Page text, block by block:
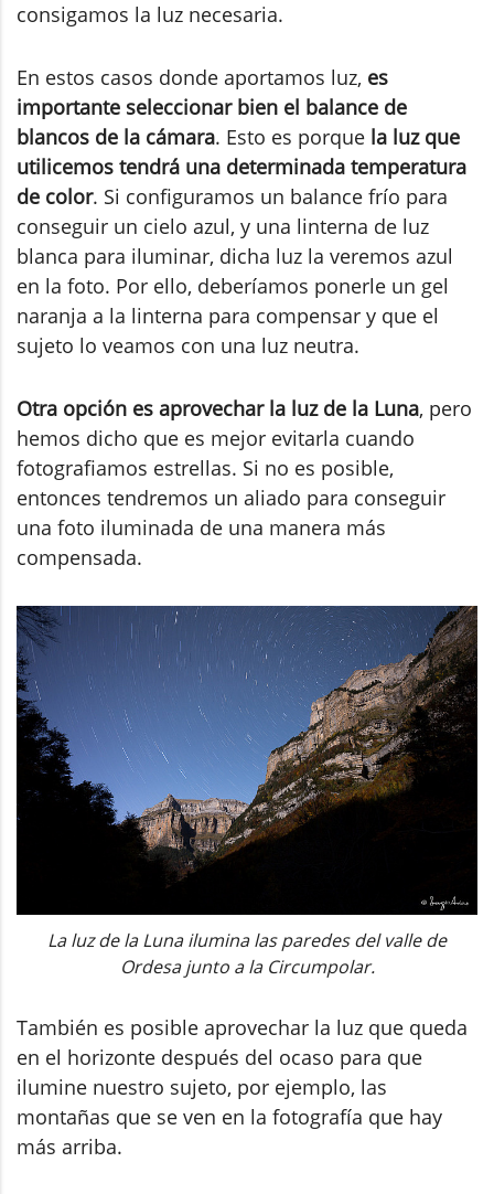
consigamos la luz necesaria.
En estos casos donde aportamos luz, es
importante seleccionar bien el balance de
blancos de la cámara. Esto es porque la luz que
utilicemos tendrá una determinada temperatura
de color. Si configuramos un balance frío para
conseguir un cielo azul, y una linterna de luz
blanca para iluminar, dicha luz la veremos azul
en la foto. Por ello, deberíamos ponerle un gel
naranja a la linterna para compensar y que el
sujeto lo veamos con una luz neutra.
Otra opción es aprovechar la luz de la Luna, pero
hemos dicho que es mejor evitarla cuando
fotografiamos estrellas. Si no es posible,
entonces tendremos un aliado para conseguir
una foto iluminada de una manera más
compensada.
La luz de la Luna ilumina las paredes del valle de
Ordesa junto a la Circumpolar.
También es posible aprovechar la luz que queda
en el horizonte después del ocaso para que
ilumine nuestro sujeto, por ejemplo, las
montañas que se ven en la fotografía que hay
más arriba.